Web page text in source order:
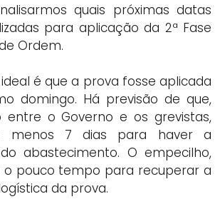
quais próximas datas
para aplicação da 2ª Fase
Ordem.
é que a prova fosse aplicada
domingo. Há previsão de que,
o Governo e os grevistas,
menos 7 dias para haver a
abastecimento. O empecilho,
o pouco tempo para recuperar a
da prova.